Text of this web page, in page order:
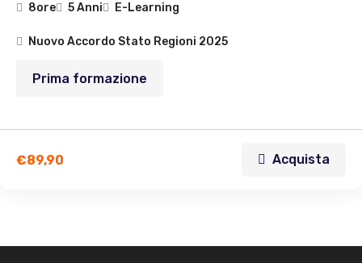
8ore 5 Anni E-Learning
Nuovo Accordo Stato Regioni 2025
Prima formazione
€89,90 Acquista